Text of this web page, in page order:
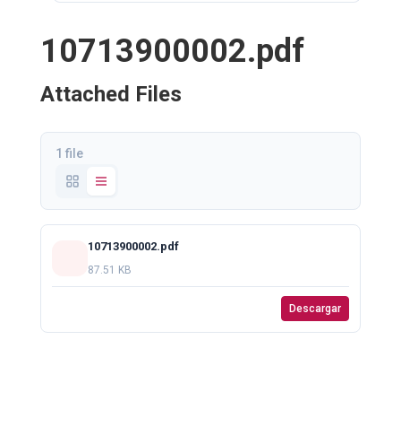
10713900002.pdf
Attached Files
1 file
10713900002.pdf
87.51 KB
Descargar